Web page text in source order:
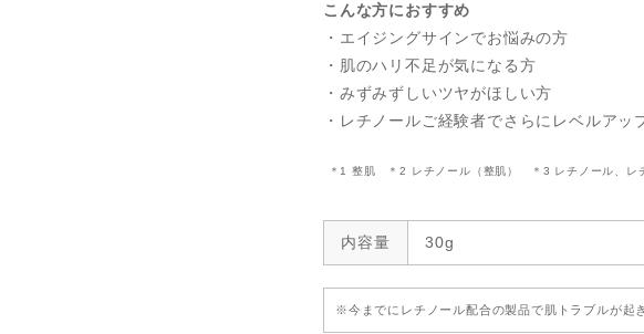
こんな方におすすめ
・エイジングサインでお悩みの方
・肌のハリ不足が気になる方
・みずみずしいツヤがほしい方
・レチノールご経験者でさらにレベルアッ
＊1 整肌 ＊2 レチノール（整肌） ＊3 レチノール、レ
内容量 30g
※今までにレチノール配合の製品で肌トラブルが起